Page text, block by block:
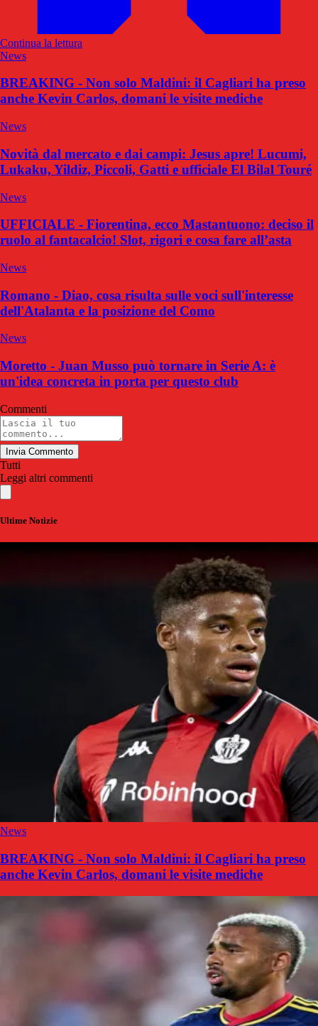
Continua la lettura
News
BREAKING - Non solo Maldini: il Cagliari ha preso
anche Kevin Carlos, domani le visite mediche
News
Novità dal mercato e dai campi: Jesus apre! Lucumi,
Lukaku, Yildiz, Piccoli, Gatti e ufficiale El Bilal Touré
News
UFFICIALE - Fiorentina, ecco Mastantuono: deciso il
ruolo al fantacalcio! Slot, rigori e cosa fare all’asta
News
Romano - Diao, cosa risulta sulle voci sull'interesse
dell'Atalanta e la posizione del Como
News
Moretto - Juan Musso può tornare in Serie A: è
un'idea concreta in porta per questo club
Commenti
Invia Commento
Tutti
Leggi altri commenti
Ultime Notizie
News
BREAKING - Non solo Maldini: il Cagliari ha preso
anche Kevin Carlos, domani le visite mediche